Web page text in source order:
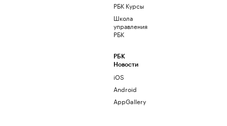
РБК Курсы
Школа
управления
РБК
РБК
Новости
iOS
Android
AppGallery